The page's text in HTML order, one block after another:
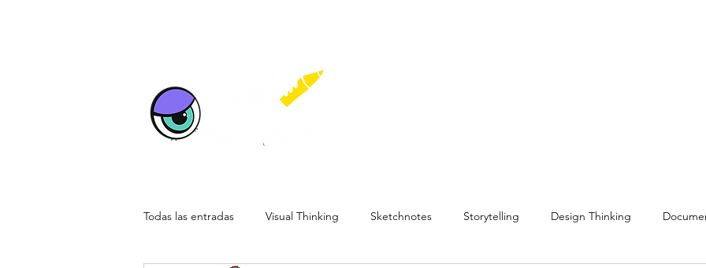
Todas las entradas Visual Thinking Sketchnotes Storytelling Design Thinking